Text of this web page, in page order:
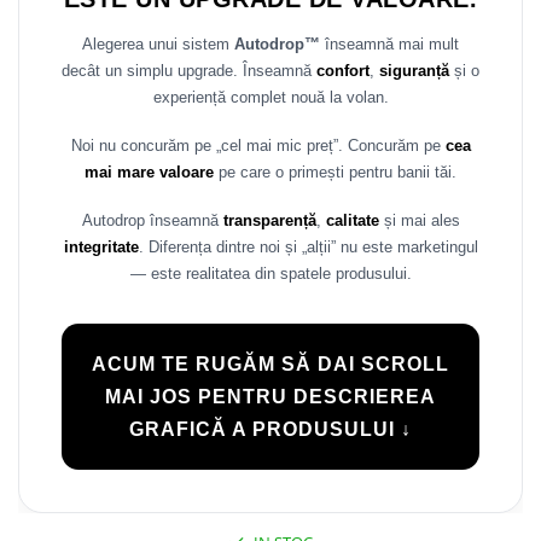
Rame adaptoare Mazda
Rame adaptoare Kia
Rame adaptoare Nissan
Rame adaptoare Hyundai
Rame adaptoare Chevrolet
Rame adaptoare Mitsubishi
Alegerea unui sistem Autodrop™ înseamnă mai mult
decât un simplu upgrade. Înseamnă confort, siguranțăși o
experiență complet nouă la volan.
Noi nu concurăm pe „cel mai mic preț”. Concurăm pe cea
mai mare valoare pe care o primești pentru banii tăi.
Autodrop înseamnă transparență, calitateși mai ales
integritate. Diferența dintre noi și „alții” nu este marketingul
— este realitatea din spatele produsului.
ACUM TE RUGĂM SĂ DAI SCROLL
MAI JOS PENTRU DESCRIEREA
GRAFICĂ A PRODUSULUI ↓